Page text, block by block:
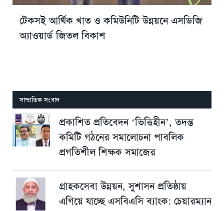
টেকসই আর্থিক খাত ও কমিউনিটি উন্নয়নে এসডিজি
অ্যাওয়ার্ড জিতল বিকাশ
সাম্প্রতিক সংবাদ
প্রকাশিত প্রতিবেদন ‘ভিত্তিহীন’, তদন্ত
কমিটি গঠনের সমালোচনা পাবলিক
প্রগতিশীল শিক্ষক সমাজের
গ্রাহকসেবা উন্নয়ন, সুশাসন প্রতিষ্ঠায়
এগিয়ে যাচ্ছে এসবিএসি ব্যাংক: চেয়ারম্যান